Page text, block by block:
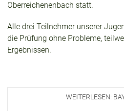
Oberreichenenbach statt.
Alle drei Teilnehmer unserer
die Prüfung ohne Probleme,
Ergebnissen.
WEITERLESEN: